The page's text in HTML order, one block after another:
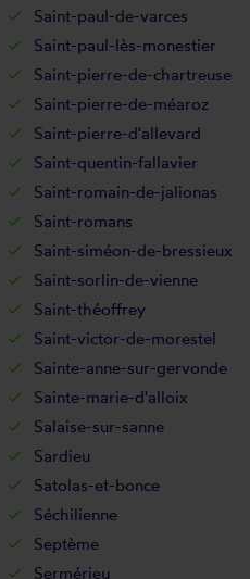
Saint-paul-de-varces
Saint-paul-lès-monestier
Saint-pierre-de-chartreuse
Saint-pierre-de-méaroz
Saint-pierre-d'allevard
Saint-quentin-fallavier
Saint-romain-de-jalionas
Saint-romans
Saint-siméon-de-bressieux
Saint-sorlin-de-vienne
Saint-théoffrey
Saint-victor-de-morestel
Sainte-anne-sur-gervonde
Sainte-marie-d'alloix
Salaise-sur-sanne
Sardieu
Satolas-et-bonce
Séchilienne
Septème
Sermérieu